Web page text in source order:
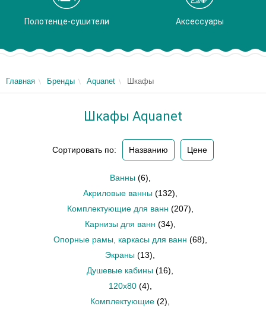
Полотенце-сушители Аксессуары
Главная Бренды Aquanet Шкафы
Шкафы Aquanet
Сортировать по: Названию Цене
Ванны (6)
Акриловые ванны (132)
Комплектующие для ванн (207)
Карнизы для ванн (34)
Опорные рамы, каркасы для ванн (68)
Экраны (13)
Душевые кабины (16)
120х80 (4)
Комплектующие (2)